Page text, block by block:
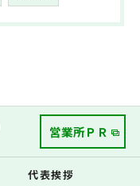
営業所ＰＲ
代表挨拶